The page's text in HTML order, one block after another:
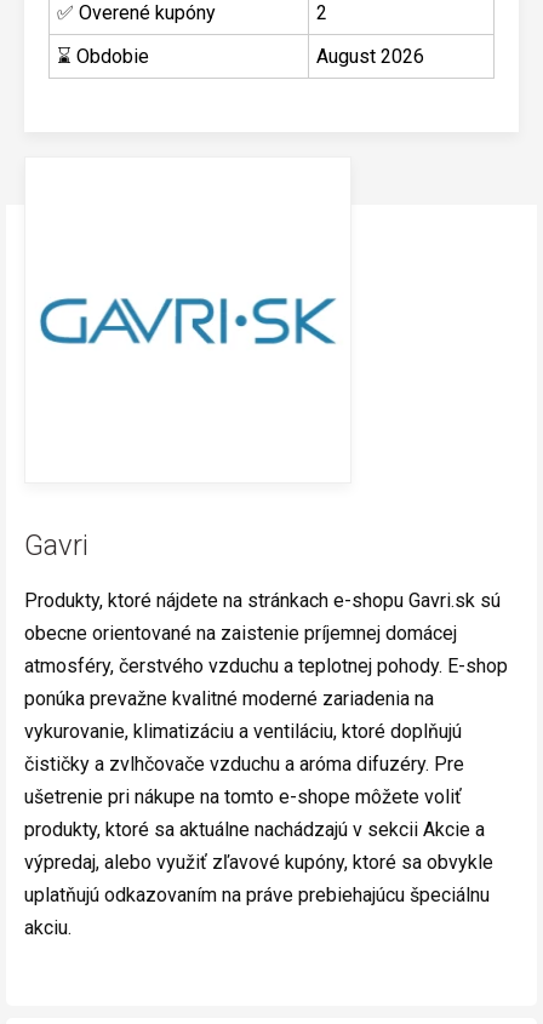
✅ Overené kupóny
2
⌛ Obdobie
August 2026
Gavri
Produkty, ktoré nájdete na stránkach e-shopu Gavri.sk sú
obecne orientované na zaistenie príjemnej domácej
atmosféry, čerstvého vzduchu a teplotnej pohody. E-shop
ponúka prevažne kvalitné moderné zariadenia na
vykurovanie, klimatizáciu a ventiláciu, ktoré doplňujú
čističky a zvlhčovače vzduchu a aróma difuzéry. Pre
ušetrenie pri nákupe na tomto e-shope môžete voliť
produkty, ktoré sa aktuálne nachádzajú v sekcii Akcie a
výpredaj, alebo využiť zľavové kupóny, ktoré sa obvykle
uplatňujú odkazovaním na práve prebiehajúcu špeciálnu
akciu.